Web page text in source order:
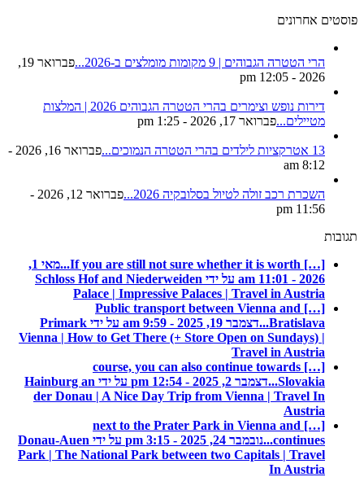
פוסטים אחרונים
הרי הטטרה הגבוהים | 9 מקומות מומלצים ב-2026...
פברואר 19,
2026 - 12:05 pm
דירות נופש וצימרים בהרי הטטרה הגבוהים 2026 | המלצות
מטיילים...פברואר 17, 2026 - 1:25 pm
13 אטרקציות לילדים בהרי הטטרה הנמוכים...
פברואר 16, 2026 -
8:12 am
השכרת רכב זולה לטיול בסלובקיה 2026...
פברואר 12, 2026 -
11:56 pm
תגובות
[…] If you are still not sure whether it is worth...
מאי 1,
2026 - 11:01 am על ידי Schloss Hof and Niederweiden
Palace | Impressive Palaces | Travel in Austria
[…] Public transport between Vienna and
Bratislava...
דצמבר 19, 2025 - 9:59 am על ידי Primark
Vienna | How to Get There (+ Store Open on Sundays) |
Travel in Austria
[…] course, you can also continue towards
Slovakia...
דצמבר 2, 2025 - 12:54 pm על ידי Hainburg an
der Donau | A Nice Day Trip from Vienna | Travel In
Austria
[…] next to the Prater Park in Vienna and
continues...
נובמבר 24, 2025 - 3:15 pm על ידי Donau-Auen
Park | The National Park between two Capitals | Travel
In Austria